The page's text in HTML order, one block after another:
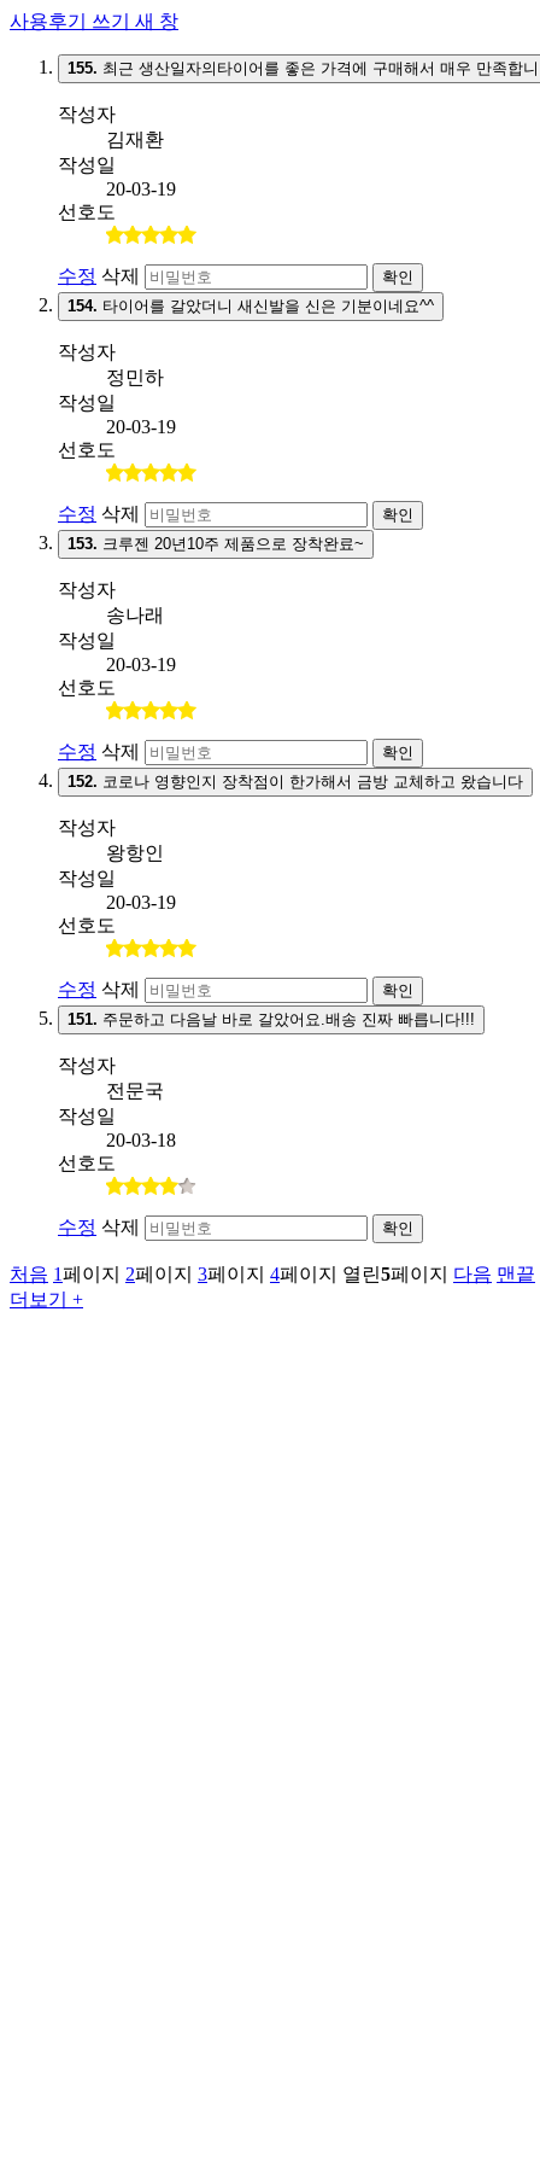
사용후기 쓰기 새 창
155. 최근 생산일자의타이어를 좋은 가격에 구매해서 매우 만족합
작성자
김재환
작성일
20-03-19
선호도
수정 삭제
확인
154. 타이어를 갈았더니 새신발을 신은 기분이네요^^
작성자
정민하
작성일
20-03-19
선호도
수정 삭제
확인
153. 크루젠 20년10주 제품으로 장착완료~
작성자
송나래
작성일
20-03-19
선호도
수정 삭제
확인
152. 코로나 영향인지 장착점이 한가해서 금방 교체하고 왔습니다
작성자
왕항인
작성일
20-03-19
선호도
수정 삭제
확인
151. 주문하고 다음날 바로 갈았어요.배송 진짜 빠릅니다!!!
작성자
전문국
작성일
20-03-18
선호도
수정 삭제 확인
처음 1페이지 2페이지 3페이지 4페이지 열린5페이지 다음 맨끝
더보기 +